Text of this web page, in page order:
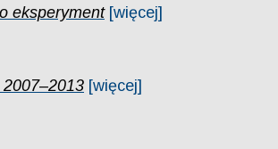
eksperyment [więcej]
2007–2013 [więcej]